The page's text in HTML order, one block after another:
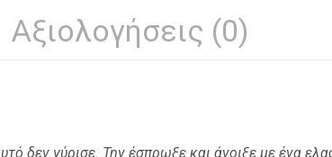
Αξιολογήσεις (0)
δεν γύρισε. Την έσπρωξε και άνοιξε με ένα